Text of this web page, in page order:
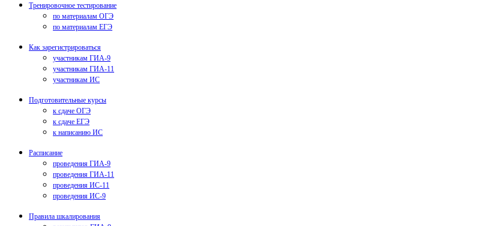
Тренировочное тестирование
по материалам ОГЭ
по материалам ЕГЭ
Как зарегистрироваться
участникам ГИА-9
участникам ГИА-11
участникам ИС
Подготовительные курсы
к сдаче ОГЭ
к сдаче ЕГЭ
к написанию ИС
Расписание
проведения ГИА-9
проведения ГИА-11
проведения ИС-11
проведения ИС-9
Правила шкалирования